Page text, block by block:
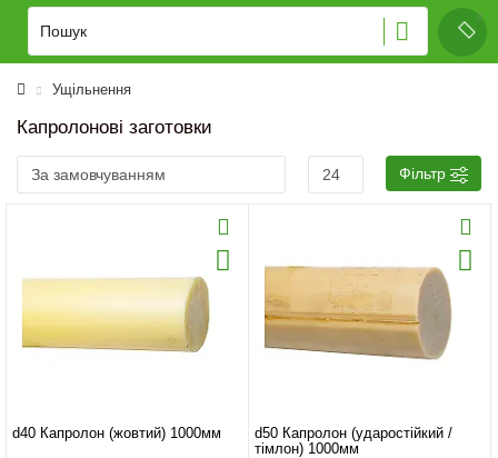
Ущільнення
Капролонові заготовки
Фільтр
d40 Капролон (жовтий) 1000мм
d50 Капролон (ударостійкий /
тімлон) 1000мм